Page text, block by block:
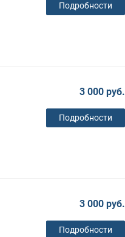
Подробности
3 000 руб.
Подробности
3 000 руб.
Подробности